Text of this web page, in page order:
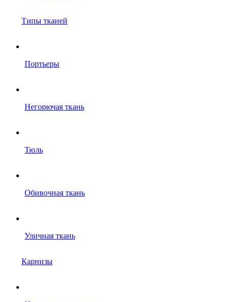
Типы тканей
Портьеры
Негорючая ткань
Тюль
Обивочная ткань
Уличная ткань
Карнизы